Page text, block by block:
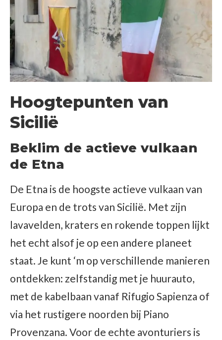
Hoogtepunten van
Sicilië
Beklim de actieve vulkaan
de Etna
De Etna is de hoogste actieve vulkaan van
Europa en de trots van Sicilië. Met zijn
lavavelden, kraters en rokende toppen lijkt
het echt alsof je op een andere planeet
staat. Je kunt ‘m op verschillende manieren
ontdekken: zelfstandig met je huurauto,
met de kabelbaan vanaf Rifugio Sapienza of
via het rustigere noorden bij Piano
Provenzana. Voor de echte avonturiers is